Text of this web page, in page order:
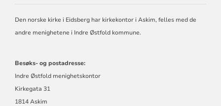
KIRKE
EIDSBERG
Den norske kirke i Eidsberg har kirkekontor i Askim, felles med de
andre menighetene i Indre Østfold kommune.
Besøks- og postadresse:
Indre Østfold menighetskontor
Kirkegata 31
1814 Askim